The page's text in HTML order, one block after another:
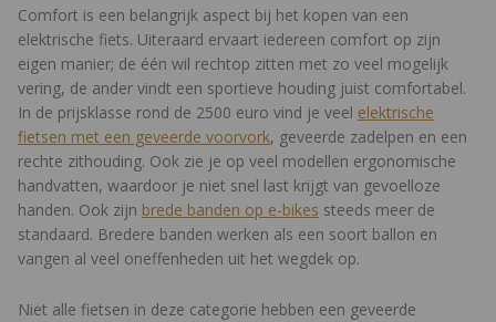
Comfort is een belangrijk aspect bij het kopen van een
elektrische fiets. Uiteraard ervaart iedereen comfort op zijn
eigen manier; de één wil rechtop zitten met zo veel mogelijk
vering, de ander vindt een sportieve houding juist comfortabel.
In de prijsklasse rond de 2500 euro vind je veel elektrische
fietsen met een geveerde voorvork, geveerde zadelpen en een
rechte zithouding. Ook zie je op veel modellen ergonomische
handvatten, waardoor je niet snel last krijgt van gevoelloze
handen. Ook zijn brede banden op e-bikes steeds meer de
standaard. Bredere banden werken als een soort ballon en
vangen al veel oneffenheden uit het wegdek op.
Niet alle fietsen in deze categorie hebben een geveerde